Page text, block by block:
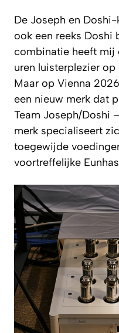
De Joseph en
ook een reeks Doshi
combinatie heeft mij
uren luisterplezier
Maar op Vienna
een nieuw merk dat
Team Joseph/Doshi
merk specialiseert
toegewijde
voortreffelijke